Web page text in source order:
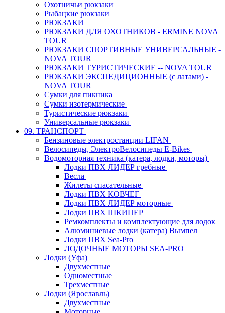
Охотничьи рюкзаки
Рыбацкие рюкзаки
РЮКЗАКИ
РЮКЗАКИ ДЛЯ ОХОТНИКОВ - ERMINE NOVA
TOUR
РЮКЗАКИ СПОРТИВНЫЕ УНИВЕРСАЛЬНЫЕ -
NOVA TOUR
РЮКЗАКИ ТУРИСТИЧЕСКИЕ -- NOVA TOUR
РЮКЗАКИ ЭКСПЕДИЦИОННЫЕ (с латами) -
NOVA TOUR
Сумки для пикника
Сумки изотермические
Туристические рюкзаки
Универсальные рюкзаки
09. ТРАНСПОРТ
Бензиновые электростанции LIFAN
Велосипеды, ЭлектроВелосипеды E-Bikes
Водомоторная техника (катера, лодки, моторы)
Лодки ПВХ ЛИДЕР гребные
Весла
Жилеты спасательные
Лодки ПВХ КОВЧЕГ
Лодки ПВХ ЛИДЕР моторные
Лодки ПВХ ШКИПЕР
Ремкомплекты и комплектующие для лодок
Алюминиевые лодки (катера) Вымпел
Лодки ПВХ Sea-Pro
ЛОДОЧНЫЕ МОТОРЫ SEA-PRO
Лодки (Уфа)
Двухместные
Одноместные
Трехместные
Лодки (Ярославль)
Двухместные